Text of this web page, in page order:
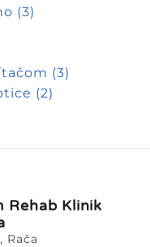
(3)
(3)
(2)
Rehab Klinik
Rača